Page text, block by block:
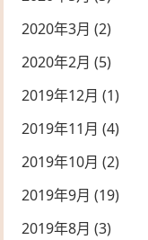
2020年3月 (2)
2020年2月 (5)
2019年12月 (1)
2019年11月 (4)
2019年10月 (2)
2019年9月 (19)
2019年8月 (3)